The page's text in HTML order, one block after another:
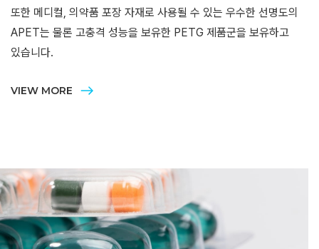
또한 메디컬, 의약품 포장 자재로 사용될 수 있는 우수한 선명도의
APET는 물론 고충격 성능을 보유한 PETG 제품군을 보유하고
있습니다.​
VIEW MORE